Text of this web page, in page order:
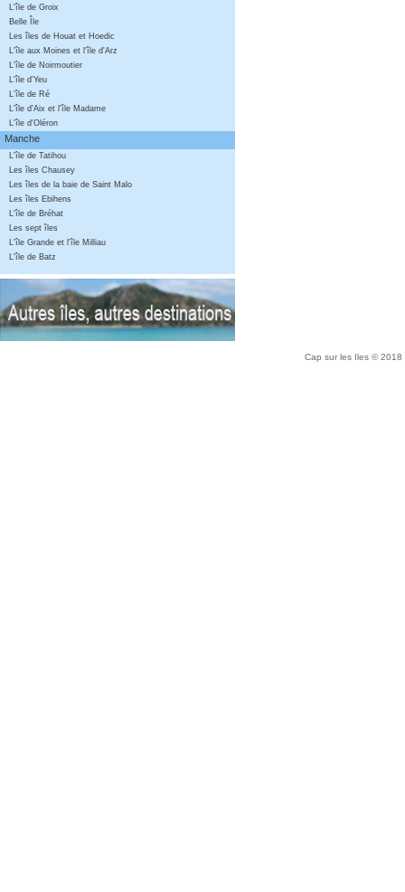
L'île de Groix
Belle Île
Les îles de Houat et Hoedic
L'île aux Moines et l'île d'Arz
L'île de Noirmoutier
L'île d'Yeu
L'île de Ré
L'île d'Aix et l'île Madame
L'île d'Oléron
Manche
L'île de Tatihou
Les îles Chausey
Les îles de la baie de Saint Malo
Les îles Ebihens
L'île de Bréhat
Les sept îles
L'île Grande et l'île Milliau
L'île de Batz
Cap sur les Iles ©